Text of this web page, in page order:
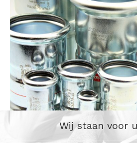
Wij staan voor